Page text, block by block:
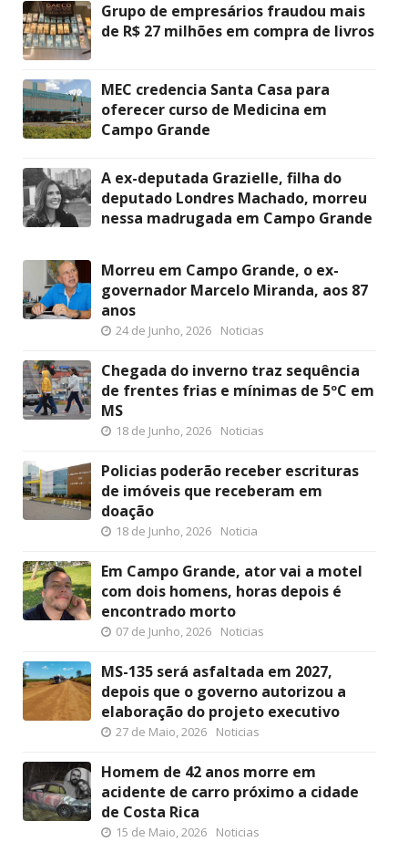
Grupo de empresários fraudou mais
de R$ 27 milhões em compra de livros
MEC credencia Santa Casa para
oferecer curso de Medicina em
Campo Grande
A ex-deputada Grazielle, filha do
deputado Londres Machado, morreu
nessa madrugada em Campo Grande
Morreu em Campo Grande, o ex-
governador Marcelo Miranda, aos 87
anos
24 de Junho, 2026 Noticias
Chegada do inverno traz sequência
de frentes frias e mínimas de 5ºC em
MS
18 de Junho, 2026 Noticias
Policias poderão receber escrituras
de imóveis que receberam em
doação
18 de Junho, 2026 Noticia
Em Campo Grande, ator vai a motel
com dois homens, horas depois é
encontrado morto
07 de Junho, 2026 Noticias
MS-135 será asfaltada em 2027,
depois que o governo autorizou a
elaboração do projeto executivo
27 de Maio, 2026 Noticias
Homem de 42 anos morre em
acidente de carro próximo a cidade
de Costa Rica
15 de Maio, 2026 Noticias